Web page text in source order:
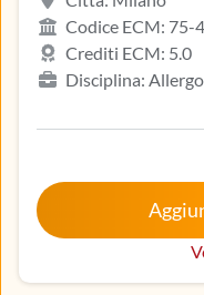
Codice ECM: 75-
Crediti ECM: 5.0
Disciplina:
Medicina del lavoro e
lavoro, Medicina